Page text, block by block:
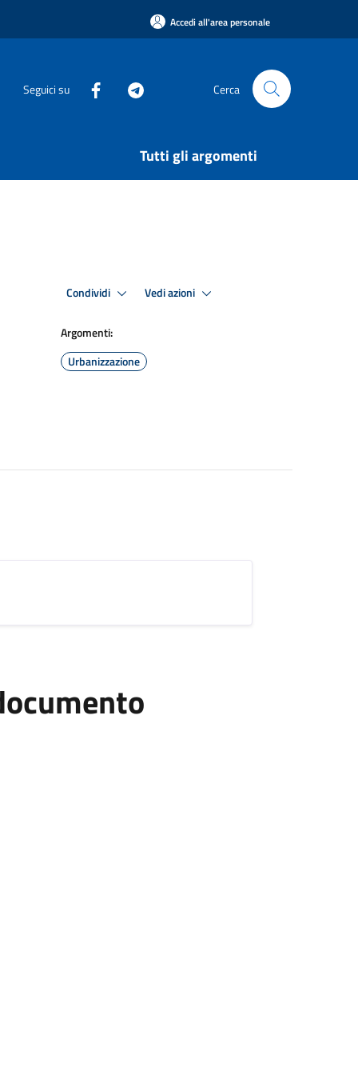
Accedi all'area personale
Seguici su Cerca
Tutti gli argomenti
Condividi Vedi azioni
Argomenti:
Urbanizzazione